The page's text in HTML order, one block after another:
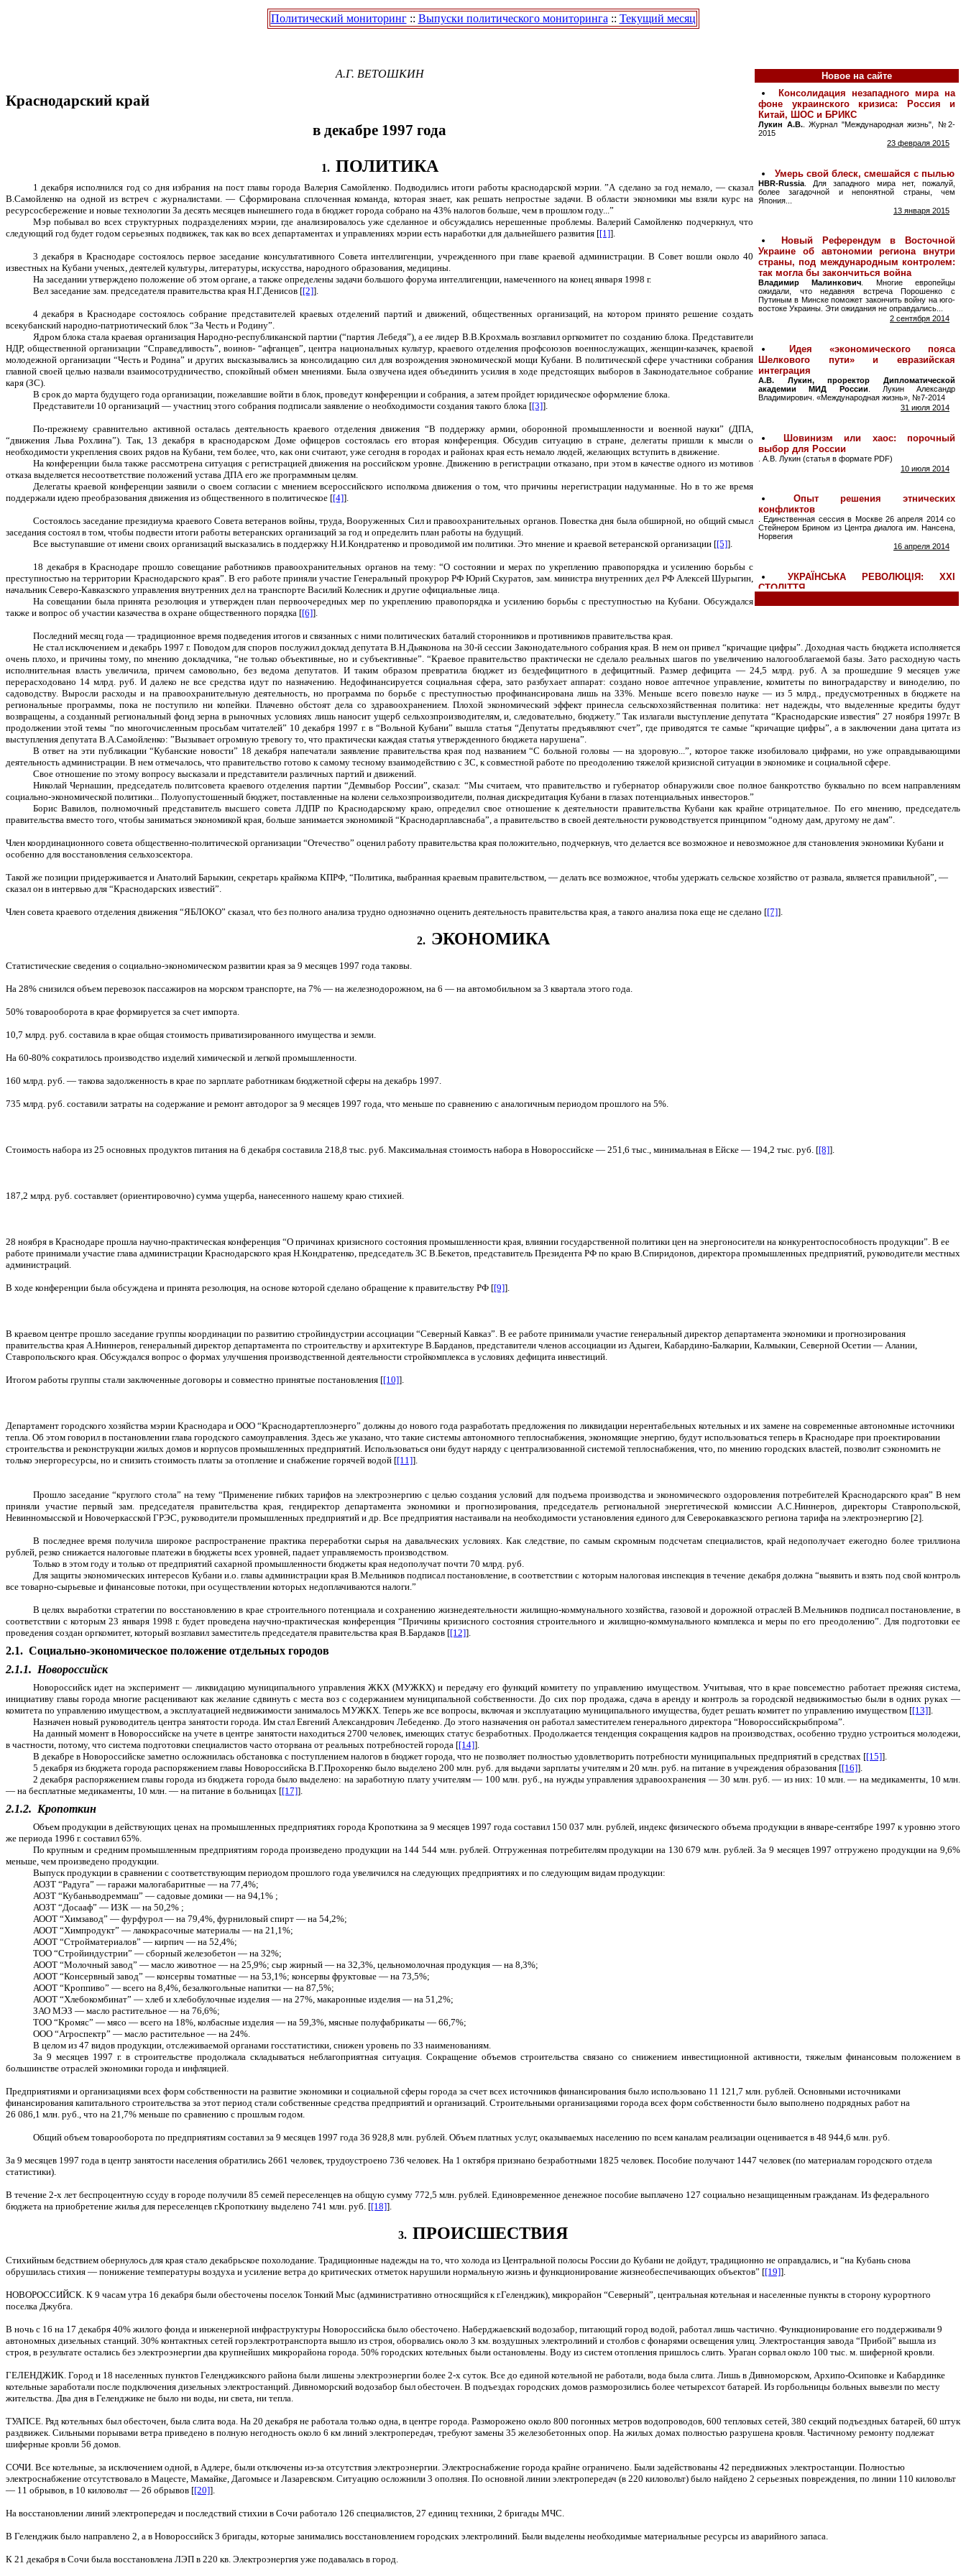
Политический мониторинг:: Выпуски политического мониторинга :: Текущий месяц
Новое на сайте
А.Г. ВЕТОШКИН
Краснодарский край
в декабре 1997 года
1. ПОЛИТИКА
1 декабря исполнился год со дня избрания на пост главы города Валерия Самойленко. Подводились итоги работы краснодарской мэрии. ”А сделано за год немало, — сказал
В.Самойленко на одной из встреч с журналистами. — Сформирована сплоченная команда, которая знает, как решать непростые задачи. В области экономики мы взяли курс на
ресурсосбережение и новые технологии За десять месяцев нынешнего года в бюджет города собрано на 43% налогов больше, чем в прошлом году...”
Мэр побывал во всех структурных подразделениях мэрии, где анализировалось уже сделанное и обсуждались нерешенные проблемы. Валерий Самойленко подчеркнул, что
следующий год будет годом серьезных подвижек, так как во всех департаментах и управлениях мэрии есть наработки для дальнейшего развития [[1]].
3 декабря в Краснодаре состоялось первое заседание консультативного Совета интеллигенции, учрежденного при главе краевой администрации. В Совет вошли около 40
известных на Кубани ученых, деятелей культуры, литературы, искусства, народного образования, медицины.
На заседании утверждено положение об этом органе, а также определены задачи большого форума интеллигенции, намеченного на конец января 1998 г.
Вел заседание зам. председателя правительства края Н.Г.Денисов [[2]].
4 декабря в Краснодаре состоялось собрание представителей краевых отделений партий и движений, общественных организаций, на котором принято решение создать
всекубанский народно-патриотический блок “За Честь и Родину”.
Ядром блока стала краевая организация Народно-республиканской партии (“партия Лебедя”), а ее лидер В.В.Крохмаль возглавил оргкомитет по созданию блока. Представители
НДР, общественной организации “Справедливость”, воинов- “афганцев”, центра национальных культур, краевого отделения профсоюзов военнослужащих, женщин-казачек, краевой
молодежной организации “Честь и Родина” и других высказывались за консолидацию сил для возрождения экономической мощи Кубани. В политической сфере участники собрания
главной своей целью назвали взаимосотрудничество, спокойный обмен мнениями. Была озвучена идея объединить усилия в ходе предстоящих выборов в Законодательное собрание
каря (ЗС).
В срок до марта будущего года организации, пожелавшие войти в блок, проведут конференции и собрания, а затем пройдет юридическое оформление блока.
Представители 10 организаций — участниц этого собрания подписали заявление о необходимости создания такого блока [[3]].
По-прежнему сравнительно активной осталась деятельность краевого отделения движения “В поддержку армии, оборонной промышленности и военной науки” (ДПА,
“движения Льва Рохлина”). Так, 13 декабря в краснодарском Доме офицеров состоялась его вторая конференция. Обсудив ситуацию в стране, делегаты пришли к мысли о
необходимости укрепления своих рядов на Кубани, тем более, что, как они считают, уже сегодня в городах и районах края есть немало людей, желающих вступить в движение.
На конференции была также рассмотрена ситуация с регистрацией движения на российском уровне. Движению в регистрации отказано, при этом в качестве одного из мотивов
отказа выделяется несоответствие положений устава ДПА его же программным целям.
Делегаты краевой конференции заявили о своем согласии с мнением всероссийского исполкома движения о том, что причины нерегистрации надуманные. Но в то же время
поддержали идею преобразования движения из общественного в политическое [[4]].
Состоялось заседание президиума краевого Совета ветеранов войны, труда, Вооруженных Сил и правоохранительных органов. Повестка дня была обширной, но общий смысл
заседания состоял в том, чтобы подвести итоги работы ветеранских организаций за год и определить план работы на будущий.
Все выступавшие от имени своих организаций высказались в поддержку Н.И.Кондратенко и проводимой им политики. Это мнение и краевой ветеранской организации [[5]].
18 декабря в Краснодаре прошло совещание работников правоохранительных органов на тему: “О состоянии и мерах по укреплению правопорядка и усилению борьбы с
преступностью на территории Краснодарского края”. В его работе приняли участие Генеральный прокурор РФ Юрий Скуратов, зам. министра внутренних дел РФ Алексей Шурыгин,
начальник Северо-Кавказского управления внутренних дел на транспорте Василий Колесник и другие официальные лица.
На совещании была принята резолюция и утвержден план первоочередных мер по укреплению правопорядка и усилению борьбы с преступностью на Кубани. Обсуждался
также и вопрос об участии казачества в охране общественного порядка [[6]].
Последний месяц года — традиционное время подведения итогов и связанных с ними политических баталий сторонников и противников правительства края.
Не стал исключением и декабрь 1997 г. Поводом для споров послужил доклад депутата В.Н.Дьяконова на 30-й сессии Законодательного собрания края. В нем он привел “кричащие цифры”. Доходная часть бюджета исполняется
очень плохо, и причины тому, по мнению докладчика, “не только объективные, но и субъективные”. “Краевое правительство практически не сделало реальных шагов по увеличению налогооблагаемой базы. Зато расходную часть
исполнительная власть увеличила, причем самовольно, без ведома депутатов. И таким образом превратила бюджет из бездефицитного в дефицитный. Размер дефицита — 24,5 млрд. руб. А за прошедшие 9 месяцев уже
перерасходовано 14 млрд. руб. И далеко не все средства идут по назначению. Недофинансируется социальная сфера, зато разбухает аппарат: создано новое аптечное управление, комитеты по виноградарству и виноделию, по
садоводству. Выросли расходы и на правоохранительную деятельность, но программа по борьбе с преступностью профинансирована лишь на 33%. Меньше всего повезло науке — из 5 млрд., предусмотренных в бюджете на
региональные программы, пока не поступило ни копейки. Плачевно обстоят дела со здравоохранением. Плохой экономический эффект принесла сельскохозяйственная политика: нет надежды, что выделенные кредиты будут
возвращены, а созданный региональный фонд зерна в рыночных условиях лишь наносит ущерб сельхозпроизводителям, и, следовательно, бюджету.” Так излагали выступление депутата “Краснодарские известия” 27 ноября 1997г. В
продолжении этой темы “по многочисленным просьбам читателей” 10 декабря 1997 г. в “Вольной Кубани” вышла статья “Депутаты предъявляют счет”, где приводятся те самые “кричащие цифры”, а в заключении дана цитата из
выступления депутата В.А.Самойленко: ”Вызывает огромную тревогу то, что практически каждая статья утвержденного бюджета нарушена”.
В ответ на эти публикации “Кубанские новости” 18 декабря напечатали заявление правительства края под названием “С больной головы — на здоровую...”, которое также изобиловало цифрами, но уже оправдывающими
деятельность администрации. В нем отмечалось, что правительство готово к самому тесному взаимодействию с ЗС, к совместной работе по преодолению тяжелой кризисной ситуации в экономике и социальной сфере.
Свое отношение по этому вопросу высказали и представители различных партий и движений.
Николай Чернашин, председатель политсовета краевого отделения партии “Демвыбор России”, сказал: “Мы считаем, что правительство и губернатор обнаружили свое полное банкротство буквально по всем направлениям
социально-экономической политики... Полуопустошенный бюджет, поставленные на колени сельхозпроизводители, полная дискредитация Кубани в глазах потенциальных инвесторов.”
Борис Вавилов, полномочный представитель высшего совета ЛДПР по Краснодарскому краю, определил свое отношение к деятельности правительства Кубани как крайне отрицательное. По его мнению, председатель
правительства вместо того, чтобы заниматься экономикой края, больше занимается экономикой “Краснодарплавснаба”, а правительство в своей деятельности руководствуется принципом “одному дам, другому не дам”.
Член координационного совета общественно-политической организации “Отечество” оценил работу правительства края положительно, подчеркнув, что делается все возможное и невозможное для становления экономики Кубани и
особенно для восстановления сельхозсектора.
Такой же позиции придерживается и Анатолий Барыкин, секретарь крайкома КПРФ, “Политика, выбранная краевым правительством, — делать все возможное, чтобы удержать сельское хозяйство от развала, является правильной”, —
сказал он в интервью для “Краснодарских известий”.
Член совета краевого отделения движения “ЯБЛОКО” сказал, что без полного анализа трудно однозначно оценить деятельность правительства края, а такого анализа пока еще не сделано [[7]].
2. ЭКОНОМИКА
Статистические сведения о социально-экономическом развитии края за 9 месяцев 1997 года таковы.
На 28% снизился объем перевозок пассажиров на морском транспорте, на 7% — на железнодорожном, на 6 — на автомобильном за 3 квартала этого года.
50% товарооборота в крае формируется за счет импорта.
10,7 млрд. руб. составила в крае общая стоимость приватизированного имущества и земли.
На 60-80% сократилось производство изделий химической и легкой промышленности.
160 млрд. руб. — такова задолженность в крае по зарплате работникам бюджетной сферы на декабрь 1997.
735 млрд. руб. составили затраты на содержание и ремонт автодорог за 9 месяцев 1997 года, что меньше по сравнению с аналогичным периодом прошлого на 5%.
Стоимость набора из 25 основных продуктов питания на 6 декабря составила 218,8 тыс. руб. Максимальная стоимость набора в Новороссийске — 251,6 тыс., минимальная в Ейске — 194,2 тыс. руб. [[8]].
187,2 млрд. руб. составляет (ориентировочно) сумма ущерба, нанесенного нашему краю стихией.
28 ноября в Краснодаре прошла научно-практическая конференция “О причинах кризисного состояния промышленности края, влиянии государственной политики цен на энергоносители на конкурентоспособность продукции”. В ее
работе принимали участие глава администрации Краснодарского края Н.Кондратенко, председатель ЗС В.Бекетов, представитель Президента РФ по краю В.Спиридонов, директора промышленных предприятий, руководители местных
администраций.
В ходе конференции была обсуждена и принята резолюция, на основе которой сделано обращение к правительству РФ [[9]].
В краевом центре прошло заседание группы координации по развитию стройиндустрии ассоциации “Северный Кавказ”. В ее работе принимали участие генеральный директор департамента экономики и прогнозирования
правительства края А.Ниннеров, генеральный директор департамента по строительству и архитектуре В.Барданов, представители членов ассоциации из Адыгеи, Кабардино-Балкарии, Калмыкии, Северной Осетии — Алании,
Ставропольского края. Обсуждался вопрос о формах улучшения производственной деятельности стройкомплекса в условиях дефицита инвестиций.
Итогом работы группы стали заключенные договоры и совместно принятые постановления [[10]].
Департамент городского хозяйства мэрии Краснодара и ООО “Краснодартеплоэнерго” должны до нового года разработать предложения по ликвидации нерентабельных котельных и их замене на современные автономные источники
тепла. Об этом говорил в постановлении глава городского самоуправления. Здесь же указано, что такие системы автономного теплоснабжения, экономящие энергию, будут использоваться теперь в Краснодаре при проектировании
строительства и реконструкции жилых домов и корпусов промышленных предприятий. Использоваться они будут наряду с централизованной системой теплоснабжения, что, по мнению городских властей, позволит сэкономить не
только энергоресурсы, но и снизить стоимость платы за отопление и снабжение горячей водой [[11]].
Прошло заседание “круглого стола” на тему “Применение гибких тарифов на электроэнергию с целью создания условий для подъема производства и экономического оздоровления потребителей Краснодарского края” В нем
приняли участие первый зам. председателя правительства края, гендиректор департамента экономики и прогнозирования, председатель региональной энергетической комиссии А.С.Ниннеров, директоры Ставропольской,
Невинномысской и Новочеркасской ГРЭС, руководители промышленных предприятий и др. Все предприятия настаивали на необходимости установления единого для Северокавказского региона тарифа на электроэнергию [2].
В последнее время получила широкое распространение практика переработки сырья на давальческих условиях. Как следствие, по самым скромным подсчетам специалистов, край недополучает ежегодно более триллиона
рублей, резко снижается налоговые платежи в бюджеты всех уровней, падает управляемость производством.
Только в этом году и только от предприятий сахарной промышленности бюджеты края недополучат почти 70 млрд. руб.
Для защиты экономических интересов Кубани и.о. главы администрации края В.Мельников подписал постановление, в соответствии с которым налоговая инспекция в течение декабря должна “выявить и взять под свой контроль
все товарно-сырьевые и финансовые потоки, при осуществлении которых недоплачиваются налоги.”
В целях выработки стратегии по восстановлению в крае строительного потенциала и сохранению жизнедеятельности жилищно-коммунального хозяйства, газовой и дорожной отраслей В.Мельников подписал постановление, в
соответствии с которым 23 января 1998 г. будет проведена научно-практическая конференция “Причины кризисного состояния строительного и жилищно-коммунального комплекса и меры по его преодолению”. Для подготовки ее
проведения создан оргкомитет, который возглавил заместитель председателя правительства края В.Бардаков [[12]].
2.1. Социально-экономическое положение отдельных городов
2.1.1. Новороссийск
Новороссийск идет на эксперимент — ликвидацию муниципального управления ЖКХ (МУЖКХ) и передачу его функций комитету по управлению имуществом. Учитывая, что в крае повсеместно работает прежняя система,
инициативу главы города многие расценивают как желание сдвинуть с места воз с содержанием муниципальной собственности. До сих пор продажа, сдача в аренду и контроль за городской недвижимостью были в одних руках —
комитета по управлению имуществом, а эксплуатацией недвижимости занималось МУЖКХ. Теперь же все вопросы, включая и эксплуатацию муниципального имущества, будет решать комитет по управлению имуществом [[13]].
Назначен новый руководитель центра занятости города. Им стал Евгений Александрович Лебеденко. До этого назначения он работал заместителем генерального директора “Новороссийскрыбпрома”.
На данный момент в Новороссийске на учете в центре занятости находиться 2700 человек, имеющих статус безработных. Продолжается тенденция сокращения кадров на производствах, особенно трудно устроиться молодежи,
в частности, потому, что система подготовки специалистов часто оторвана от реальных потребностей города [[14]].
В декабре в Новороссийске заметно осложнилась обстановка с поступлением налогов в бюджет города, что не позволяет полностью удовлетворить потребности муниципальных предприятий в средствах [[15]].
5 декабря из бюджета города распоряжением главы Новороссийска В.Г.Прохоренко было выделено 200 млн. руб. для выдачи зарплаты учителям и 20 млн. руб. на питание в учреждения образования [[16]].
2 декабря распоряжением главы города из бюджета города было выделено: на заработную плату учителям — 100 млн. руб., на нужды управления здравоохранения — 30 млн. руб. — из них: 10 млн. — на медикаменты, 10 млн.
— на бесплатные медикаменты, 10 млн. — на питание в больницах [[17]].
2.1.2. Кропоткин
Объем продукции в действующих ценах на промышленных предприятиях города Кропоткина за 9 месяцев 1997 года составил 150 037 млн. рублей, индекс физического объема продукции в январе-сентябре 1997 к уровню этого
же периода 1996 г. составил 65%.
По крупным и средним промышленным предприятиям города произведено продукции на 144 544 млн. рублей. Отгруженная потребителям продукции на 130 679 млн. рублей. За 9 месяцев 1997 отгружено продукции на 9,6%
меньше, чем произведено продукции.
Выпуск продукции в сравнении с соответствующим периодом прошлого года увеличился на следующих предприятиях и по следующим видам продукции:
АОЗТ “Радуга” — гаражи малогабаритные — на 77,4%;
АОЗТ “Кубаньводреммаш” — садовые домики — на 94,1% ;
АОЗТ “Досааф” — ИЗК — на 50,2% ;
АООТ “Химзавод” — фурфурол — на 79,4%, фурниловый спирт — на 54,2%;
АООТ “Химпродукт” — лакокрасочные материалы — на 21,1%;
АООТ “Стройматериалов” — кирпич — на 52,4%;
ТОО “Стройиндустрии” — сборный железобетон — на 32%;
АООТ “Молочный завод” — масло животное — на 25,9%; сыр жирный — на 32,3%, цельномолочная продукция — на 8,3%;
АООТ “Консервный завод” — консервы томатные — на 53,1%; консервы фруктовые — на 73,5%;
АООТ “Кроппиво” — всего на 8,4%, безалкогольные напитки — на 87,5%;
АООТ “Хлебокомбинат” — хлеб и хлебобулочные изделия — на 27%, макаронные изделия — на 51,2%;
ЗАО МЭЗ — масло растительное — на 76,6%;
ТОО “Кромяс” — мясо — всего на 18%, колбасные изделия — на 59,3%, мясные полуфабрикаты — 66,7%;
ООО “Агроспектр” — масло растительное — на 24%.
В целом из 47 видов продукции, отслеживаемой органами госстатистики, снижен уровень по 33 наименованиям.
За 9 месяцев 1997 г. в строительстве продолжала складываться неблагоприятная ситуация. Сокращение объемов строительства связано со снижением инвестиционной активности, тяжелым финансовым положением в
большинстве отраслей экономики города и инфляцией.
Предприятиями и организациями всех форм собственности на развитие экономики и социальной сферы города за счет всех источников финансирования было использовано 11 121,7 млн. рублей. Основными источниками
финансирования капитального строительства за этот период стали собственные средства предприятий и организаций. Строительными организациями города всех форм собственности было выполнено подрядных работ на
26 086,1 млн. руб., что на 21,7% меньше по сравнению с прошлым годом.
Общий объем товарооборота по предприятиям составил за 9 месяцев 1997 года 36 928,8 млн. рублей. Объем платных услуг, оказываемых населению по всем каналам реализации оценивается в 48 944,6 млн. руб.
За 9 месяцев 1997 года в центр занятости населения обратились 2661 человек, трудоустроено 736 человек. На 1 октября признано безработными 1825 человек. Пособие получают 1447 человек (по материалам городского отдела
статистики).
В течение 2-х лет беспроцентную ссуду в городе получили 85 семей переселенцев на общую сумму 772,5 млн. рублей. Единовременное денежное пособие выплачено 127 социально незащищенным гражданам. Из федерального
бюджета на приобретение жилья для переселенцев г.Кропоткину выделено 741 млн. руб. [[18]].
3. ПРОИСШЕСТВИЯ
Стихийным бедствием обернулось для края стало декабрьское похолодание. Традиционные надежды на то, что холода из Центральной полосы России до Кубани не дойдут, традиционно не оправдались, и “на Кубань снова
обрушилась стихия — понижение температуры воздуха и усиление ветра до критических отметок нарушили нормальную жизнь и функционирование жизнеобеспечивающих объектов” [[19]].
НОВОРОССИЙСК. К 9 часам утра 16 декабря были обесточены поселок Тонкий Мыс (административно относящийся к г.Геленджик), микрорайон “Северный”, центральная котельная и населенные пункты в сторону курортного
поселка Джубга.
В ночь с 16 на 17 декабря 40% жилого фонда и инженерной инфраструктуры Новороссийска было обесточено. Наберджаевский водозабор, питающий город водой, работал лишь частично. Функционирование его поддерживали 9
автономных дизельных станций. 30% контактных сетей горэлектротранспорта вышло из строя, оборвались около 3 км. воздушных электролиний и столбов с фонарями освещения улиц. Электростанция завода “Прибой” вышла из
строя, в результате остались без электроэнергии два крупнейших микрорайона города. 50% городских котельных были остановлены. Воду из систем отопления пришлось слить. Ураган сорвал около 100 тыс. м. шиферной кровли.
ГЕЛЕНДЖИК. Город и 18 населенных пунктов Геленджикского района были лишены электроэнергии более 2-х суток. Все до единой котельной не работали, вода была слита. Лишь в Дивноморском, Архипо-Осиповке и Кабардинке
котельные заработали после подключения дизельных электростанций. Дивноморский водозабор был обесточен. В подъездах городских домов разморозились более четырехсот батарей. Из горбольницы больных вывезли по месту
жительства. Два дня в Геленджике не было ни воды, ни света, ни тепла.
ТУАПСЕ. Ряд котельных был обесточен, была слита вода. На 20 декабря не работала только одна, в центре города. Разморожено около 800 погонных метров водопроводов, 600 тепловых сетей, 380 секций подъездных батарей, 60 штук
раздвижек. Сильными порывами ветра приведено в полную негодность около 6 км линий электропередач, требуют замены 35 железобетонных опор. На жилых домах полностью разрушена кровля. Частичному ремонту подлежат
шиферные кровли 56 домов.
СОЧИ. Все котельные, за исключением одной, в Адлере, были отключены из-за отсутствия электроэнергии. Электроснабжение города крайне ограничено. Были задействованы 42 передвижных электростанции. Полностью
электроснабжение отсутствовало в Мацесте, Мамайке, Дагомысе и Лазаревском. Ситуацию осложнили 3 оползня. По основной линии электропередач (в 220 киловольт) было найдено 2 серьезных повреждения, по линии 110 киловольт
— 11 обрывов, в 10 киловольт — 26 обрывов [[20]].
На восстановлении линий электропередач и последствий стихии в Сочи работало 126 специалистов, 27 единиц техники, 2 бригады МЧС.
В Геленджик было направлено 2, а в Новороссийск 3 бригады, которые занимались восстановлением городских электролиний. Были выделены необходимые материальные ресурсы из аварийного запаса.
К 21 декабря в Сочи была восстановлена ЛЭП в 220 кв. Электроэнергия уже подавалась в город.